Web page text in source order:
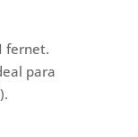
fernet.
para